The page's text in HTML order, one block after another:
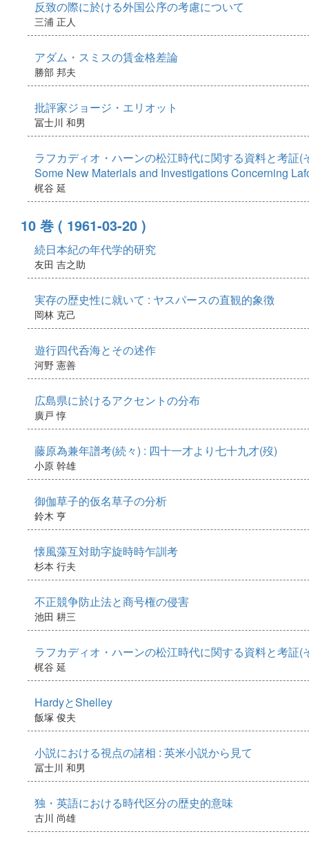
反致の際に於ける外国公序の考慮について
三浦 正人
アダム・スミスの賃金格差論
勝部 邦夫
批評家ジョージ・エリオット
冨士川 和男
ラフカディオ・ハーンの松江時代に関する資料と考証(
Some New Materials and Investigations Concerning
梶谷 延
10 巻 ( 1961-03-20 )
続日本紀の年代学的研究
友田 吉之助
実存の歴史性に就いて : ヤスパースの直観的象徴
岡林 克己
遊行四代呑海とその述作
河野 憲善
広島県に於けるアクセントの分布
廣戸 惇
藤原為兼年譜考(続々) : 四十一才より七十九才(歿)
小原 幹雄
御伽草子的仮名草子の分析
鈴木 亨
懐風藻互対助字旋時時乍訓考
杉本 行夫
不正競争防止法と商号権の侵害
池田 耕三
ラフカディオ・ハーンの松江時代に関する資料と考証(
梶谷 延
HardyとShelley
飯塚 俊夫
小説における視点の諸相 : 英米小説から見て
冨士川 和男
独・英語における時代区分の歴史的意味
古川 尚雄